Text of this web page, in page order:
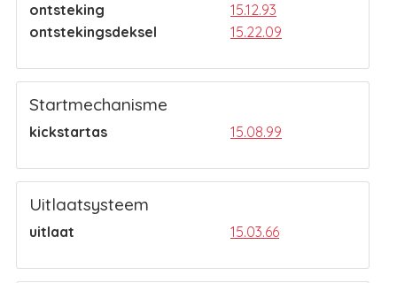
ontsteking
15.12.93
ontstekingsdeksel
15.22.09
Startmechanisme
kickstartas 15.08.99
Uitlaatsysteem
uitlaat 15.03.66